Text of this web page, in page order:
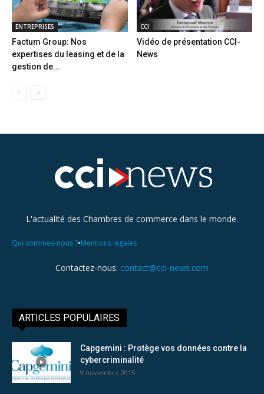
ENTREPRISES
Factum Group: Nos
expertises du leasing et de la
gestion de...
CCI
Vidéo de présentation CCI-
News
L'actualité des Chambres de commerce dans le monde.
Qui sommes-nous ?•Mentions légales
Contactez-nous: contact@cci-news.com
ARTICLES POPULAIRES
Capgemini : Protège vos données contre la
cybercriminalité
9 novembre 2015